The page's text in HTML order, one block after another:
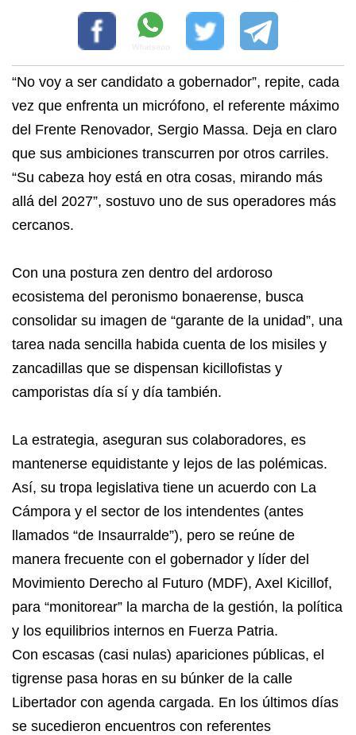
“No voy a ser candidato a gobernador”, repite, cada
vez que enfrenta un micrófono, el referente máximo
del Frente Renovador, Sergio Massa. Deja en claro
que sus ambiciones transcurren por otros carriles.
“Su cabeza hoy está en otra cosas, mirando más
allá del 2027”, sostuvo uno de sus operadores más
cercanos.
Con una postura zen dentro del ardoroso
ecosistema del peronismo bonaerense, busca
consolidar su imagen de “garante de la unidad”, una
tarea nada sencilla habida cuenta de los misiles y
zancadillas que se dispensan kicillofistas y
camporistas día sí y día también.
La estrategia, aseguran sus colaboradores, es
mantenerse equidistante y lejos de las polémicas.
Así, su tropa legislativa tiene un acuerdo con La
Cámpora y el sector de los intendentes (antes
llamados “de Insaurralde”), pero se reúne de
manera frecuente con el gobernador y líder del
Movimiento Derecho al Futuro (MDF), Axel Kicillof,
para “monitorear” la marcha de la gestión, la política
y los equilibrios internos en Fuerza Patria.
Con escasas (casi nulas) apariciones públicas, el
tigrense pasa horas en su búnker de la calle
Libertador con agenda cargada. En los últimos días
se sucedieron encuentros con referentes